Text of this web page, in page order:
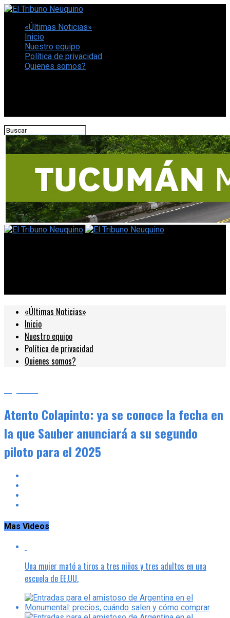
«Últimas Noticias»
Inicio
Nuestro equipo
Política de privacidad
Quienes somos?
«Últimas Noticias»
Inicio
Nuestro equipo
Política de privacidad
Quienes somos?
Atento Colapinto: ya se conoce la fecha en
la que Sauber anunciará a su segundo
piloto para el 2025
Mas Videos
Una mujer mató a tiros a tres niños y tres adultos en una
escuela de EE.UU.